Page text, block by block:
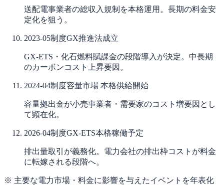
送配電事業者の総収入規制を本格運用。長期の料金安
定化を狙う。
2023-05制度GX推進法成立
GX-ETS・化石燃料賦課金の段階導入が決定。中長期
のカーボンコスト上昇要因。
2024-04制度容量市場 本格供給開始
容量拠出金が小売事業者・需要家のコスト増要因とし
て顕在化。
2026-04制度GX-ETS本格稼働予定
排出量取引が義務化。電力会社の排出枠コストが料金
に転嫁される段階へ。
※ 主要な電力市場・料金に影響を与えたイベントを年表化